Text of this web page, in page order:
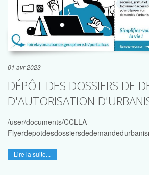
01 avr 2023
DÉPÔT DES DOSSIERS DE
D'AUTORISATION
/user/documents/CCLLA-
Lire la suite...